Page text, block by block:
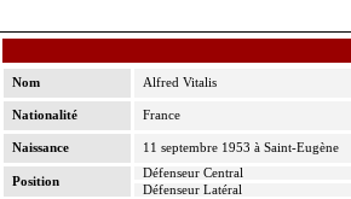
Nom Alfred Vitalis
Nationalité France
Naissance 11 septembre 1953 à Saint-Eugène
Position
Défenseur Central
Défenseur Latéral